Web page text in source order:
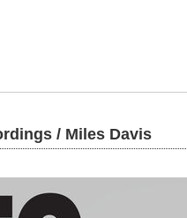
/ Miles Davis